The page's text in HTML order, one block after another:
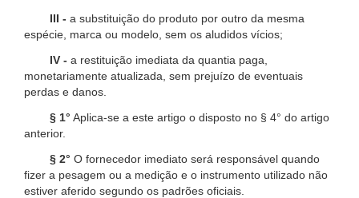
III - a substituição do produto por outro da mesma
espécie, marca ou modelo, sem os aludidos vícios;
IV - a restituição imediata da quantia paga,
monetariamente atualizada, sem prejuízo de eventuais
perdas e danos.
§ 1° Aplica-se a este artigo o disposto no § 4° do artigo
anterior.
§ 2° O fornecedor imediato será responsável quando
fizer a pesagem ou a medição e o instrumento utilizado não
estiver aferido segundo os padrões oficiais.